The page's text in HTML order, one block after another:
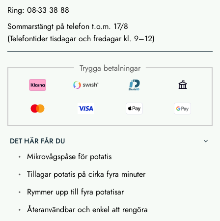
Ring: 08-33 38 88
Sommarstängt på telefon t.o.m. 17/8
(Telefontider tisdagar och fredagar kl. 9–12)
Trygga betalningar
DET HÄR FÅR DU
Mikrovågspåse för potatis
Tillagar potatis på cirka fyra minuter
Rymmer upp till fyra potatisar
Återanvändbar och enkel att rengöra